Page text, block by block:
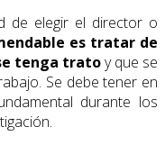
de elegir el director o
es tratar de
tenga tratoy que se
Se debe tener en
durante los